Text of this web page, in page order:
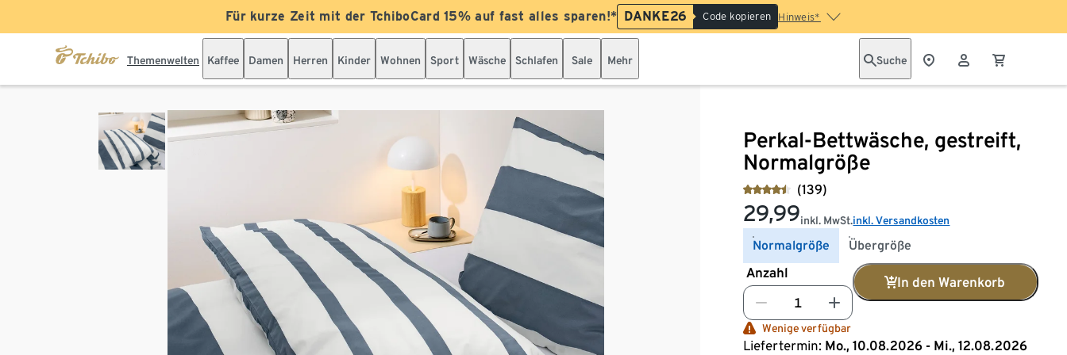
Für kurze Zeit mit der TchiboCard 15% auf fast alles sparen!* DANKE26 Code kopieren Hinweis*
Themenwelten Kaffee Damen Herren Kinder Wohnen Sport Wäsche Schlafen Sale Mehr Suche
Perkal-Bettwäsche, gestreift,
Normalgröße
(139)
29,99inkl. MwSt.inkl. Versandkosten
Normalgröße Übergröße
Anzahl
In den Warenkorb
Wenige verfügbar
Liefertermin: Mo., 10.08.2026 - Mi., 12.08.2026